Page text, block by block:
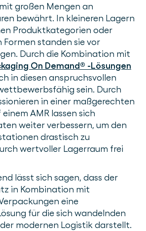
großen Mengen an
bewährt. In kleineren Lagern
Produktkategorien oder
Formen standen sie vor
Durch die Kombination mit
On Demand® -Lösungen
in diesen anspruchsvollen
sein. Durch
in einer maßgerechten
AMR lassen sich
weiter verbessern, um den
drastisch zu
wertvoller Lagerraum frei
lässt sich sagen, dass der
in Kombination mit
eine
für die sich wandelnden
modernen Logistik darstellt.